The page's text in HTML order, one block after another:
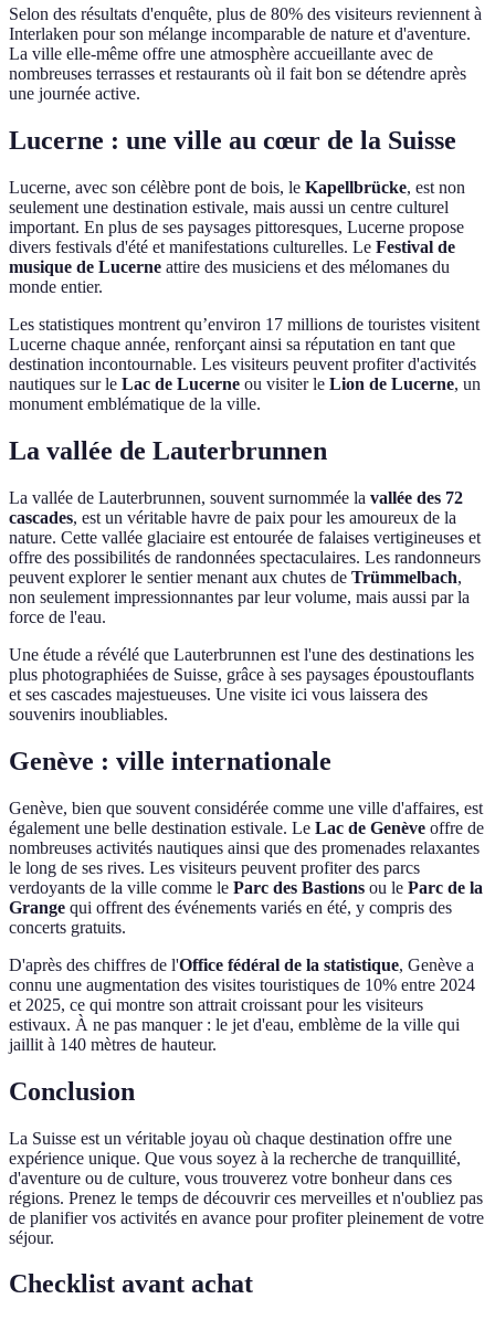
Selon des résultats d'enquête, plus de 80% des visiteurs reviennent à
Interlaken pour son mélange incomparable de nature et d'aventure.
La ville elle-même offre une atmosphère accueillante avec de
nombreuses terrasses et restaurants où il fait bon se détendre après
une journée active.
Lucerne : une ville au cœur de la Suisse
Lucerne, avec son célèbre pont de bois, le Kapellbrücke, est non
seulement une destination estivale, mais aussi un centre culturel
important. En plus de ses paysages pittoresques, Lucerne propose
divers festivals d'été et manifestations culturelles. Le Festival de
musique de Lucerne attire des musiciens et des mélomanes du
monde entier.
Les statistiques montrent qu’environ 17 millions de touristes visitent
Lucerne chaque année, renforçant ainsi sa réputation en tant que
destination incontournable. Les visiteurs peuvent profiter d'activités
nautiques sur le Lac de Lucerne ou visiter le Lion de Lucerne, un
monument emblématique de la ville.
La vallée de Lauterbrunnen
La vallée de Lauterbrunnen, souvent surnommée la vallée des 72
cascades, est un véritable havre de paix pour les amoureux de la
nature. Cette vallée glaciaire est entourée de falaises vertigineuses et
offre des possibilités de randonnées spectaculaires. Les randonneurs
peuvent explorer le sentier menant aux chutes de Trümmelbach,
non seulement impressionnantes par leur volume, mais aussi par la
force de l'eau.
Une étude a révélé que Lauterbrunnen est l'une des destinations les
plus photographiées de Suisse, grâce à ses paysages époustouflants
et ses cascades majestueuses. Une visite ici vous laissera des
souvenirs inoubliables.
Genève : ville internationale
Genève, bien que souvent considérée comme une ville d'affaires, est
également une belle destination estivale. Le Lac de Genève offre de
nombreuses activités nautiques ainsi que des promenades relaxantes
le long de ses rives. Les visiteurs peuvent profiter des parcs
verdoyants de la ville comme le Parc des Bastions ou le Parc de la
Grange qui offrent des événements variés en été, y compris des
concerts gratuits.
D'après des chiffres de l'Office fédéral de la statistique, Genève a
connu une augmentation des visites touristiques de 10% entre 2024
et 2025, ce qui montre son attrait croissant pour les visiteurs
estivaux. À ne pas manquer : le jet d'eau, emblème de la ville qui
jaillit à 140 mètres de hauteur.
Conclusion
La Suisse est un véritable joyau où chaque destination offre une
expérience unique. Que vous soyez à la recherche de tranquillité,
d'aventure ou de culture, vous trouverez votre bonheur dans ces
régions. Prenez le temps de découvrir ces merveilles et n'oubliez pas
de planifier vos activités en avance pour profiter pleinement de votre
séjour.
Checklist avant achat